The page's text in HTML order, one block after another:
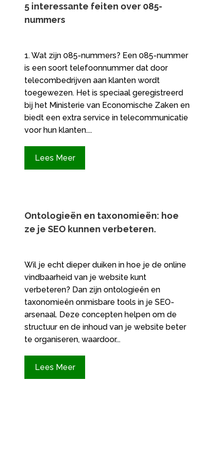
5 interessante feiten over 085-
nummers
1. Wat zijn 085-nummers? Een 085-nummer
is een soort telefoonnummer dat door
telecombedrijven aan klanten wordt
toegewezen. Het is speciaal geregistreerd
bij het Ministerie van Economische Zaken en
biedt een extra service in telecommunicatie
voor hun klanten....
Lees Meer
Ontologieën en taxonomieën: hoe
ze je SEO kunnen verbeteren.​
Wil je echt dieper duiken in hoe je de online
vindbaarheid van je website kunt
verbeteren? Dan zijn ontologieën en
taxonomieën onmisbare tools in je SEO-
arsenaal.​ Deze concepten helpen om de
structuur en de inhoud van je website beter
te organiseren, waardoor...
Lees Meer